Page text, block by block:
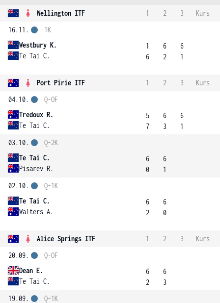
Wellington ITF 1 2 3
Kurs
16.11.
Westbury K.
Te Tai C.
1K
1
6
6
2
6
1
Port Pirie ITF 1 2 3
Kurs
04.10.
Tredoux R.
Te Tai C.
Q-OF
5
7
6
3
6
1
03.10.
Te Tai C.
Pisarev R.
Q-2K
6
0
6
1
02.10.
Te Tai C.
Walters A.
Q-1K
6
2
6
0
Alice Springs ITF 1 2 3
Kurs
20.09.
Dean E.
Te Tai C.
Q-OF
6
2
6
3
19.09.
Q-1K